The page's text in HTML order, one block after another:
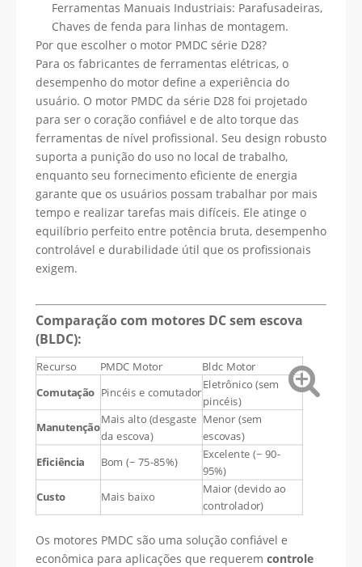
Ferramentas Manuais Industriais: Parafusadeiras,
Chaves de fenda para linhas de montagem.
Por que escolher o motor PMDC série D28?
Para os fabricantes de ferramentas elétricas, o
desempenho do motor define a experiência do
usuário. O motor PMDC da série D28 foi projetado
para ser o coração confiável e de alto torque das
ferramentas de nível profissional. Seu design robusto
suporta a punição do uso no local de trabalho,
enquanto seu fornecimento eficiente de energia
garante que os usuários possam trabalhar por mais
tempo e realizar tarefas mais difíceis. Ele atinge o
equilíbrio perfeito entre potência bruta, desempenho
controlável e durabilidade útil que os profissionais
exigem.
Comparação com motores DC sem escova
(BLDC):
Recurso PMDC Motor
Bldc Motor
Comutação Pincéis e comutador
Eletrônico (sem
pincéis)
Manutenção
Mais alto (desgaste
da escova)
Menor (sem
escovas)
Eficiência
Bom (~ 75-85%)
Excelente (~ 90-
95%)
Custo
Mais baixo
Maior (devido ao
controlador)
Os motores PMDC são uma solução confiável e
econômica para aplicações que requerem controle